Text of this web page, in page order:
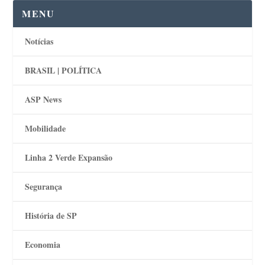
MENU
Notícias
BRASIL | POLÍTICA
ASP News
Mobilidade
Linha 2 Verde Expansão
Segurança
História de SP
Economia